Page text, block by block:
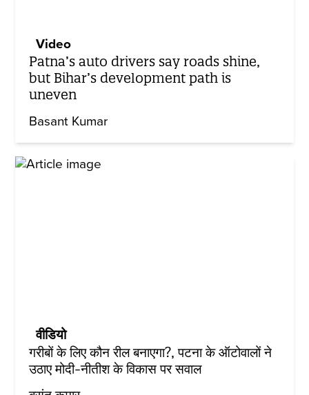
Video
Patna’s auto drivers say roads shine,
but Bihar’s development path is
uneven
Basant Kumar
वीडियो
गरीबों के लिए कौन रील बनाएगा?, पटना के ऑटोवालों ने
उठाए मोदी-नीतीश के विकास पर सवाल